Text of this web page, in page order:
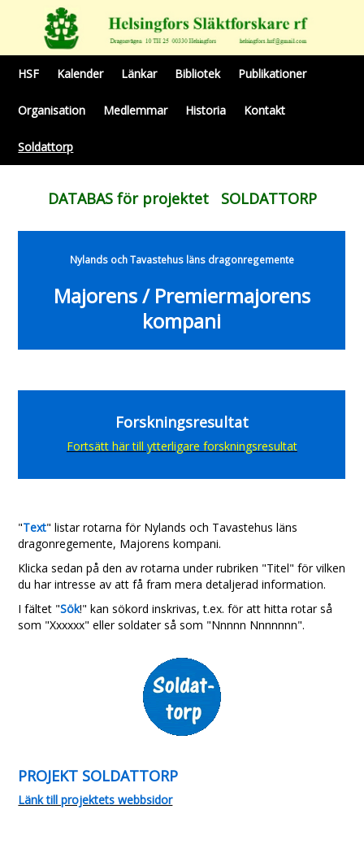
HSF Kalender Länkar Bibliotek Publikationer
Organisation Medlemmar Historia Kontakt
Soldattorp
DATABAS för projektet SOLDATTORP
Nylands och Tavastehus läns dragonregemente
Majorens / Premiermajorens
kompani
Forskningsresultat
Fortsätt här till ytterligare forskningsresultat
"Text" listar rotarna för Nylands och Tavastehus läns
dragonregemente, Majorens kompani.
Klicka sedan på den av rotarna under rubriken "Titel" för vilken
du har intresse av att få fram mera detaljerad information.
I fältet "Sök!" kan sökord inskrivas, t.ex. för att hitta rotar så
som "Xxxxxx" eller soldater så som "Nnnnn Nnnnnnn".
PROJEKT SOLDATTORP
Länk till projektets webbsidor